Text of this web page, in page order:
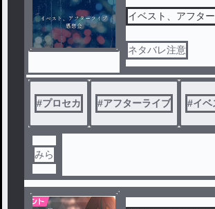
1
イベスト、アフタ
ネタバレ注意
#プロセカ #アフターライブ #イベ
みら